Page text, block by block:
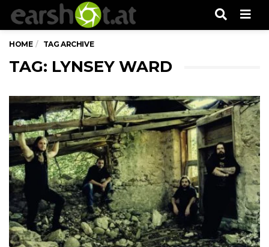
HOME TAG ARCHIVE
TAG: LYNSEY WARD